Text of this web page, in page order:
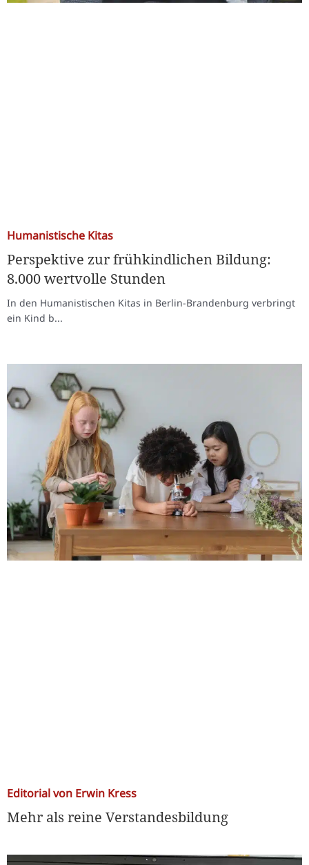
Humanistische Kitas
Perspektive zur frühkindlichen Bildung:
8.000 wertvolle Stunden
In den Humanistischen Kitas in Berlin-Brandenburg verbringt
ein Kind b...
Editorial von Erwin Kress
Mehr als reine Verstandesbildung